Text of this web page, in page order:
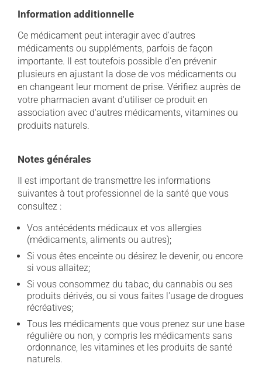
Information additionnelle
Ce médicament peut interagir avec d'autres
médicaments ou suppléments, parfois de façon
importante. Il est toutefois possible d'en prévenir
plusieurs en ajustant la dose de vos médicaments ou
en changeant leur moment de prise. Vérifiez auprès de
votre pharmacien avant d'utiliser ce produit en
association avec d'autres médicaments, vitamines ou
produits naturels.
Notes générales
Il est important de transmettre les informations
suivantes à tout professionnel de la santé que vous
consultez :
Vos antécédents médicaux et vos allergies
(médicaments, aliments ou autres);
Si vous êtes enceinte ou désirez le devenir, ou encore
si vous allaitez;
Si vous consommez du tabac, du cannabis ou ses
produits dérivés, ou si vous faites l'usage de drogues
récréatives;
Tous les médicaments que vous prenez sur une base
régulière ou non, y compris les médicaments sans
ordonnance, les vitamines et les produits de santé
naturels.